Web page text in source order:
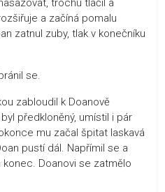
trochu tlačil a
a začíná pomalu
zatnul zuby, tlak v konečníku
se.
zabloudil k Doanově
předkloněný, umístil i pár
mu začal špitat laskavá
pustí dál. Napřímil se a
Doanovi se zatmělo